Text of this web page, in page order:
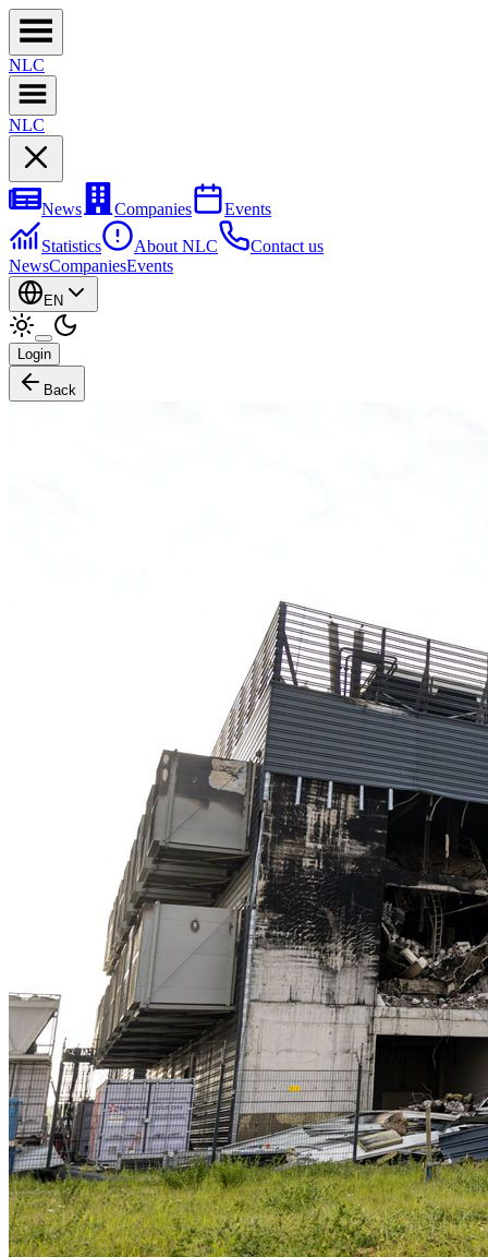
NLC
NLC
News Companies
Events
Statistics
About NLC
Contact us
NewsCompaniesEvents
EN
Login
Back